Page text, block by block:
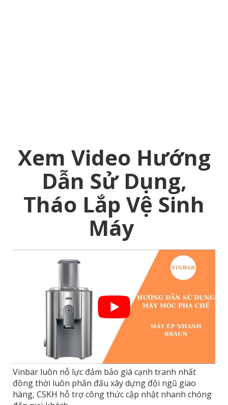
Xem Video Hướng
Dẫn Sử Dụng,
Tháo Lắp Vệ Sinh
Máy
Vinbar luôn nỗ lực đảm bảo giá cạnh tranh nhất
đồng thời luôn phấn đấu xây dựng đội ngũ giao
hàng, CSKH hỗ trợ công thức cập nhật nhanh chóng